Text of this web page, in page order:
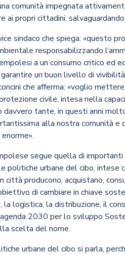
comunità impegnata
ai propri cittadini,
sindaco che spiega: «questo
responsabilizzando
a un consumo critico ed
un buon livello di
che afferma: «voglio
civile, intesa nella
davvero tante, in questi anni
alla nostra comunità e
segue quella di importanti
politiche urbane del cibo, intese
città producono, acquistano,
di cambiare in chiave
la logistica, la distribuzione, il
2030 per lo sviluppo
scelta del nome.
urbane del cibo si parla,